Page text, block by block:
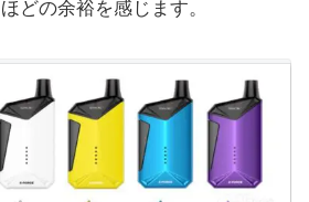
どの余裕を感じます。